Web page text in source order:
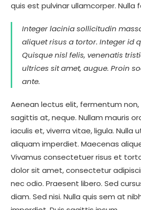
quis est pulvinar ullamcorper. Nulla
Integer lacinia sollicitudin
aliquet risus a tortor. Integer id
Quisque nisl felis, venenatis
ultrices sit amet, augue. Proin
ante.
Aenean lectus elit, fermentum non,
sagittis at, neque. Nullam mauris
iaculis et, viverra vitae, ligula. Nulla
aliquam imperdiet. Maecenas
Vivamus consectetuer risus et
dolor sit amet, consectetur
nec odio. Praesent libero. Sed
diam. Sed nisi. Nulla quis sem at